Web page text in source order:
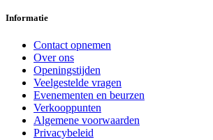
Informatie
Contact opnemen
Over ons
Openingstijden
Veelgestelde vragen
Evenementen en beurzen
Verkooppunten
Algemene voorwaarden
Privacybeleid